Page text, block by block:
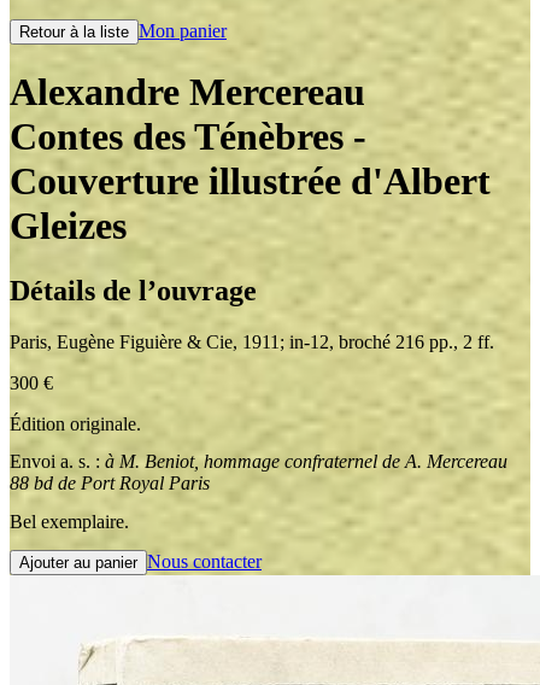
Retour à la liste Mon panier
Alexandre Mercereau
Contes des Ténèbres -
Couverture illustrée d'Albert
Gleizes
Détails de l’ouvrage
Paris, Eugène Figuière & Cie, 1911 ; in-12, broché 216 pp., 2 ff.
300 €
Édition originale.
Envoi a. s. : à M. Beniot, hommage confraternel de A. Mercereau
88 bd de Port Royal Paris
Bel exemplaire.
Ajouter au panier Nous contacter